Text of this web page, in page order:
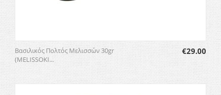
Βασιλικός Πολτός Μελισσών 30gr
(MELISSOKI...
€29.00